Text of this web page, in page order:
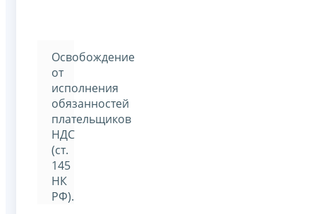
Освобождение
от
исполнения
обязанностей
плательщиков
НДС
(ст.
145
НК
РФ).